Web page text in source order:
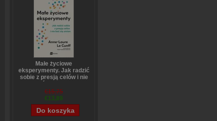
Małe życiowe
eksperymenty. Jak radzić
sobie z presją celów i nie
Anne-Laure LeCunff
€15,75
€13,89